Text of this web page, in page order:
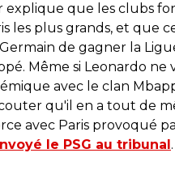
explique que les clubs
les plus grands, et que
de gagner la
Même si Leonardo ne
avec le clan
qu'il en a tout de
avec Paris provoqué
le PSG au tribunal .